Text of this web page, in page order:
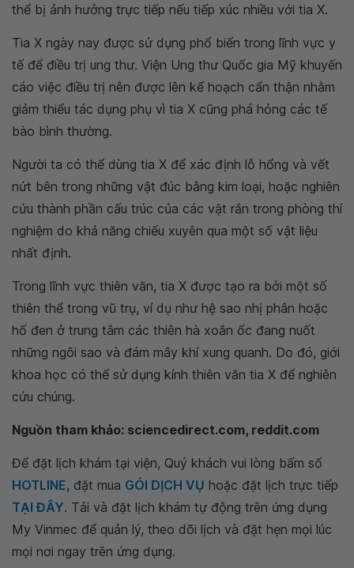
thể bị ảnh hưởng trực tiếp nếu tiếp xúc nhiều với tia X.
Tia X ngày nay được sử dụng phổ biến trong lĩnh vực y
tế để điều trị ung thư. Viện Ung thư Quốc gia Mỹ khuyến
cáo việc điều trị nên được lên kế hoạch cẩn thận nhằm
giảm thiểu tác dụng phụ vì tia X cũng phá hỏng các tế
bào bình thường.
Người ta có thể dùng tia X để xác định lỗ hổng và vết
nứt bên trong những vật đúc bằng kim loại, hoặc nghiên
cứu thành phần cấu trúc của các vật rắn trong phòng thí
nghiệm do khả năng chiếu xuyên qua một số vật liệu
nhất định.
Trong lĩnh vực thiên văn, tia X được tạo ra bởi một số
thiên thể trong vũ trụ, ví dụ như hệ sao nhị phân hoặc
hố đen ở trung tâm các thiên hà xoắn ốc đang nuốt
những ngôi sao và đám mây khí xung quanh. Do đó, giới
khoa học có thể sử dụng kính thiên văn tia X để nghiên
cứu chúng.
Nguồn tham khảo: sciencedirect.com, reddit.com
Để đặt lịch khám tại viện, Quý khách vui lòng bấm số
HOTLINE, đặt mua GÓI DỊCH VỤ hoặc đặt lịch trực tiếp
TẠI ĐÂY. Tải và đặt lịch khám tự động trên ứng dụng
My Vinmec để quản lý, theo dõi lịch và đặt hẹn mọi lúc
mọi nơi ngay trên ứng dụng.